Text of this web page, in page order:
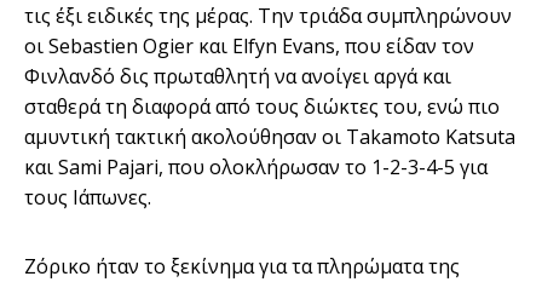
τις έξι ειδικές της μέρας. Την τριάδα συμπληρώνουν
οι Sebastien Ogier και Elfyn Evans, που είδαν τον
Φινλανδό δις πρωταθλητή να ανοίγει αργά και
σταθερά τη διαφορά από τους διώκτες του, ενώ πιο
αμυντική τακτική ακολούθησαν οι Takamoto Katsuta
και Sami Pajari, που ολοκλήρωσαν το 1-2-3-4-5 για
τους Ιάπωνες.
Ζόρικο ήταν το ξεκίνημα για τα πληρώματα της